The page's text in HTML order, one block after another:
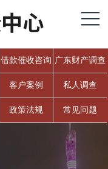
借款催收咨询 广东财产调查
客户案例 私人调查
政策法规 常见问题